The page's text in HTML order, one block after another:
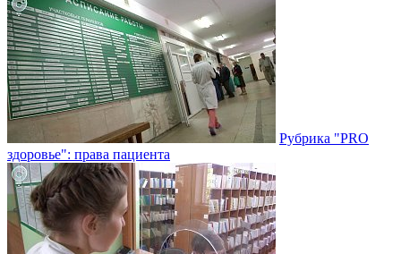
Рубрика "PRO
здоровье": права пациента